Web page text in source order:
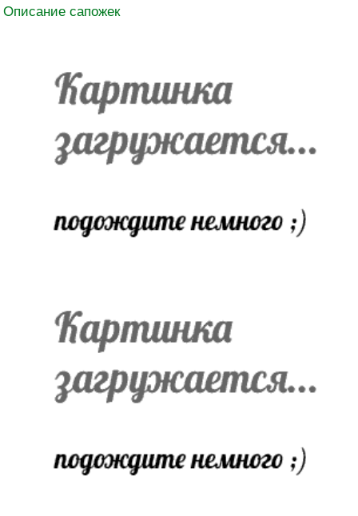
Описание сапожек